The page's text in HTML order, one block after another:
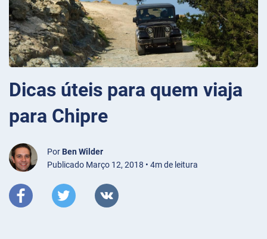
Dicas úteis para quem viaja
para Chipre
Por Ben Wilder
Publicado Março 12, 2018 • 4m de leitura